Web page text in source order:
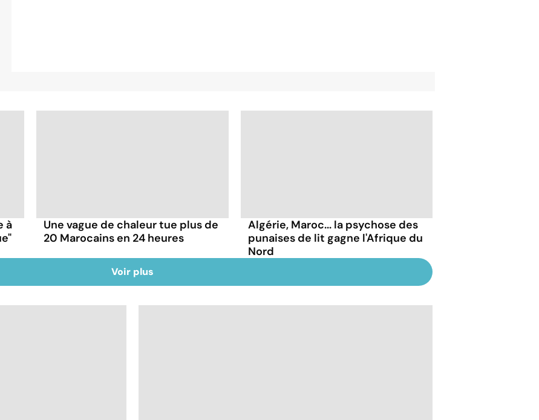
à
Une vague de chaleur tue plus de
20 Marocains en 24 heures
Algérie, Maroc... la psychose des
punaises de lit gagne l'Afrique du
Nord
Voir plus